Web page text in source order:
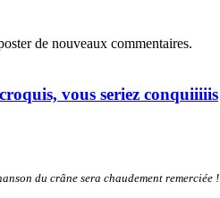
de nouveaux commentaires.
vous seriez conquiiiiis
du crâne sera chaudement remerciée !